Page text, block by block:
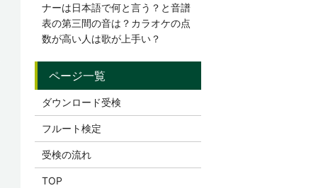
ナーは日本語で何と言う？と音譜
表の第三間の音は？カラオケの点
数が高い人は歌が上手い？
ダウンロード受検
フルート検定
受検の流れ
TOP